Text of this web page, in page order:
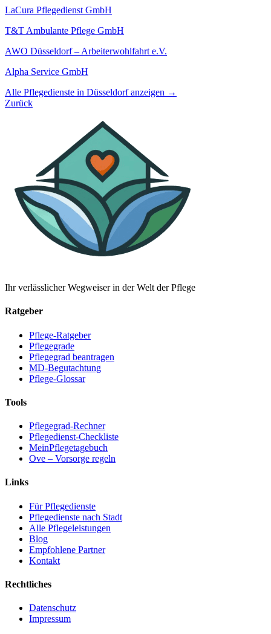
LaCura Pflegedienst GmbH
T&T Ambulante Pflege GmbH
AWO Düsseldorf – Arbeiterwohlfahrt e.V.
Alpha Service GmbH
Alle Pflegedienste in Düsseldorf anzeigen →
Zurück
Ihr verlässlicher Wegweiser in der Welt der Pflege
Ratgeber
Pflege-Ratgeber
Pflegegrade
Pflegegrad beantragen
MD-Begutachtung
Pflege-Glossar
Tools
Pflegegrad-Rechner
Pflegedienst-Checkliste
MeinPflegetagebuch
Ove – Vorsorge regeln
Links
Für Pflegedienste
Pflegedienste nach Stadt
Alle Pflegeleistungen
Blog
Empfohlene Partner
Kontakt
Rechtliches
Datenschutz
Impressum